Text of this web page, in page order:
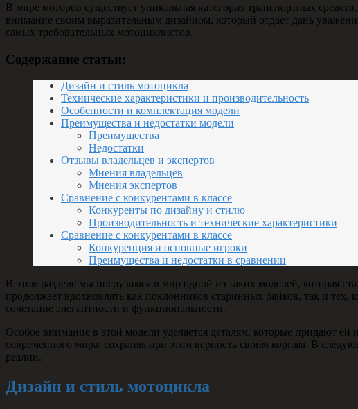
В мире моторов существует уникальная категория транспортных
внимание своим выразительным дизайном, который отдает дань
самых требовательных мотоциклистов.
Содержание статьи:
Дизайн и стиль мотоцикла
Технические характеристики и производительность
Особенности и комплектация модели
Преимущества и недостатки модели
Преимущества
Недостатки
Отзывы владельцев и экспертов
Мнения владельцев
Мнения экспертов
Сравнение с конкурентами в классе
Конкуренты по дизайну и стилю
Производительность и технические характеристики
Сравнение с конкурентами в классе
Конкуренция и основные игроки
Преимущества и недостатки в сравнении
В этом разделе мы погрузимся в мир одной из таких моделей, которая
продолжает вдохновлять как поклонников старинных байков, так и
сочетание элегантности и функциональности.
Особое внимание в этой модели уделяется деталям, которые придают
современного мира, сохраняя при этом верность своим корням. В
реалии.
Дизайн и стиль мотоцикла